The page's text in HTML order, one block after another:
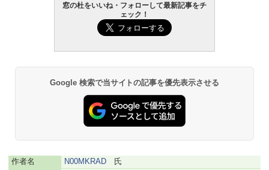
￥109,800
生成AIパスポート公式テキスト 第４版
1冊ですべて身につくHTML & CSSとWe
bデザイン入門講座［第2版］
Amazon Kindle - 目に優しい、かさばら
ない、大きな画面で読みやすい、6週間持
し
￥16,980
Kindle Paperwhite シグニチャーエディ
ブラック
窓の杜をいいね・フォローして最新記事をチ
ェック！
Google 検索で当サイトの記事を優先表示させる
作者名 N00MKRAD氏